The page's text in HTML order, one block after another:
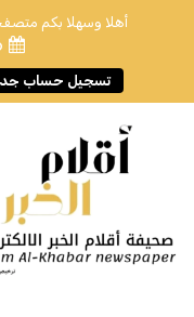
أهلا وسهلا بكم
تسجيل حساب